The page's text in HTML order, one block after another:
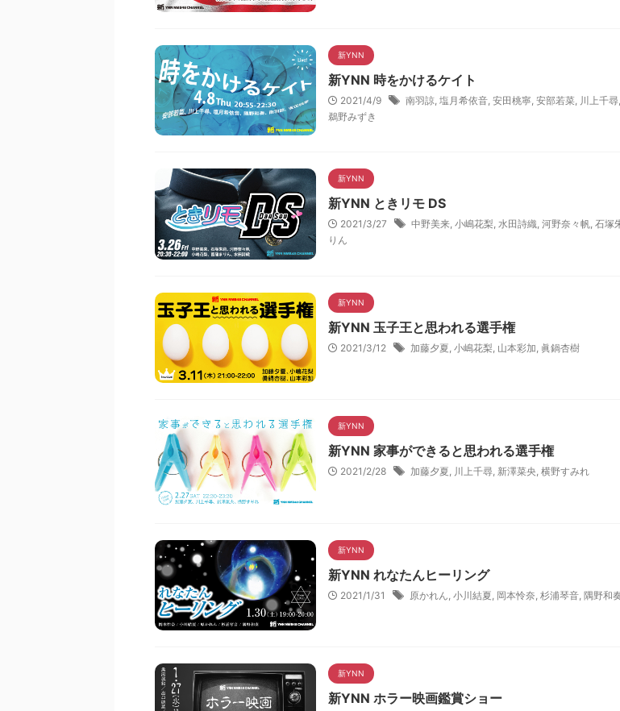
新YNN
新YNN 時をかけるケイト
2021/4/9 南羽諒 塩月希依音 安田桃寧 安部若菜 川上千尋
鵜野みずき
新YNN
新YNN ときリモ DS
2021/3/27 中野美来, 小嶋花梨, 水田詩織, 河野奈々帆, 石塚
りん
新YNN
新YNN 玉子王と思われる選手権
2021/3/12 加藤夕夏 小嶋花梨 山本彩加 眞鍋杏樹
新YNN
新YNN 家事ができると思われる選手権
2021/2/28 加藤夕夏, 川上千尋, 新澤菜央, 横野すみれ
新YNN
新YNN れなたんヒーリング
2021/1/31 原かれん 小川結夏 岡本怜奈 杉浦琴音 隅野和
新YNN
新YNN ホラー映画鑑賞ショー